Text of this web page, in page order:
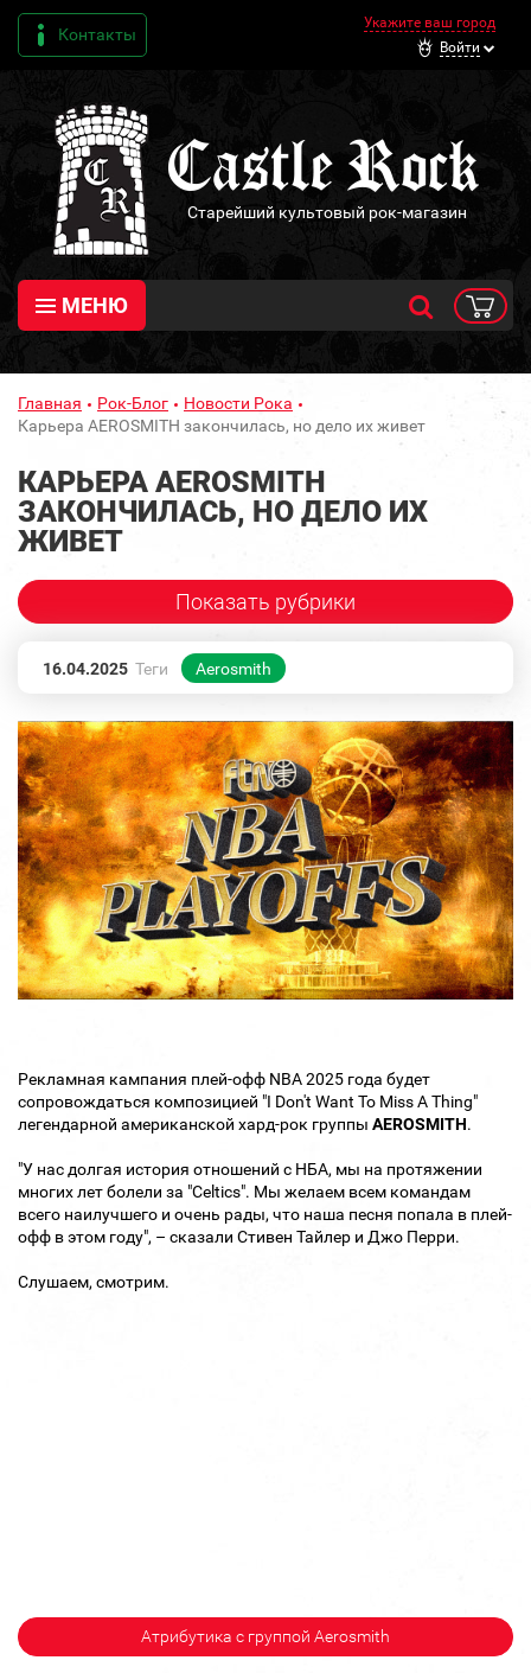
Контакты
Укажите ваш город
Войти
Старейший культовый рок-магазин
МЕНЮ
Главная Рок-Блог
Новости Рока
Карьера AEROSMITH закончилась, но дело их живет
КАРЬЕРА AEROSMITH
ЗАКОНЧИЛАСЬ, НО ДЕЛО ИХ
ЖИВЕТ
Показать рубрики
16.04.2025 Теги Aerosmith
Рекламная кампания плей-офф NBA 2025 года будет
сопровождаться композицией "I Don't Want To Miss A Thing"
легендарной американской хард-рок группы AEROSMITH.
"У нас долгая история отношений с НБА, мы на протяжении
многих лет болели за "Celtics". Мы желаем всем командам
всего наилучшего и очень рады, что наша песня попала в плей-
офф в этом году", – сказали Стивен Тайлер и Джо Перри.
Слушаем, смотрим.
Атрибутика с группой Aerosmith